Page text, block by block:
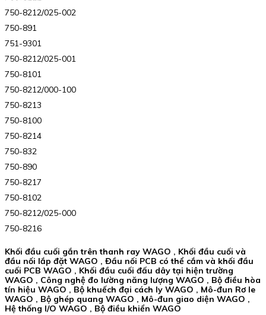
750-8212/025-002
750-891
751-9301
750-8212/025-001
750-8101
750-8212/000-100
750-8213
750-8100
750-8214
750-832
750-890
750-8217
750-8102
750-8212/025-000
750-8216
Khối đầu cuối gắn trên thanh ray WAGO , Khối đầu cuối và
đầu nối lắp đặt WAGO , Đầu nối PCB có thể cắm và khối đầu
cuối PCB WAGO , Khối đầu cuối đấu dây tại hiện trường
WAGO , Công nghệ đo lường năng lượng WAGO , Bộ điều hòa
tín hiệu WAGO , Bộ khuếch đại cách ly WAGO , Mô-đun Rơ le
WAGO , Bộ ghép quang WAGO , Mô-đun giao diện WAGO ,
Hệ thống I/O WAGO , Bộ điều khiển WAGO